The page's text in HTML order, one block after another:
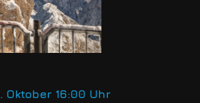
Oktober 16:00 Uhr